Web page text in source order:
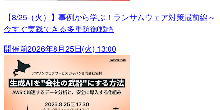
【8/25（火）】事例から学ぶ！ランサムウェア対策最前線～
今すぐ実践できる多重防御戦略
開催前2026年8月25日(火) 13:00